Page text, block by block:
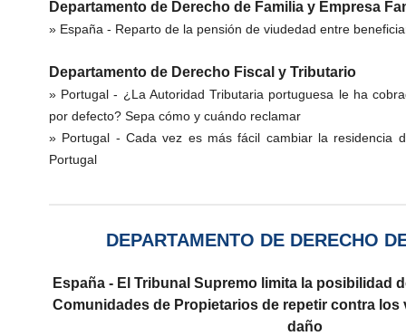
Departamento de Derecho de Familia y Empresa
» España - Reparto de la pensión de viudedad entre
Departamento de Derecho Fiscal y Tributario
» Portugal - ¿La Autoridad Tributaria portuguesa le ha
por defecto? Sepa cómo y cuándo reclamar
» Portugal - Cada vez es más fácil cambiar la residencia
Portugal
DEPARTAMENTO DE DERECHO
España - El Tribunal Supremo limita la posibilidad
Comunidades de Propietarios de repetir contra los
daño